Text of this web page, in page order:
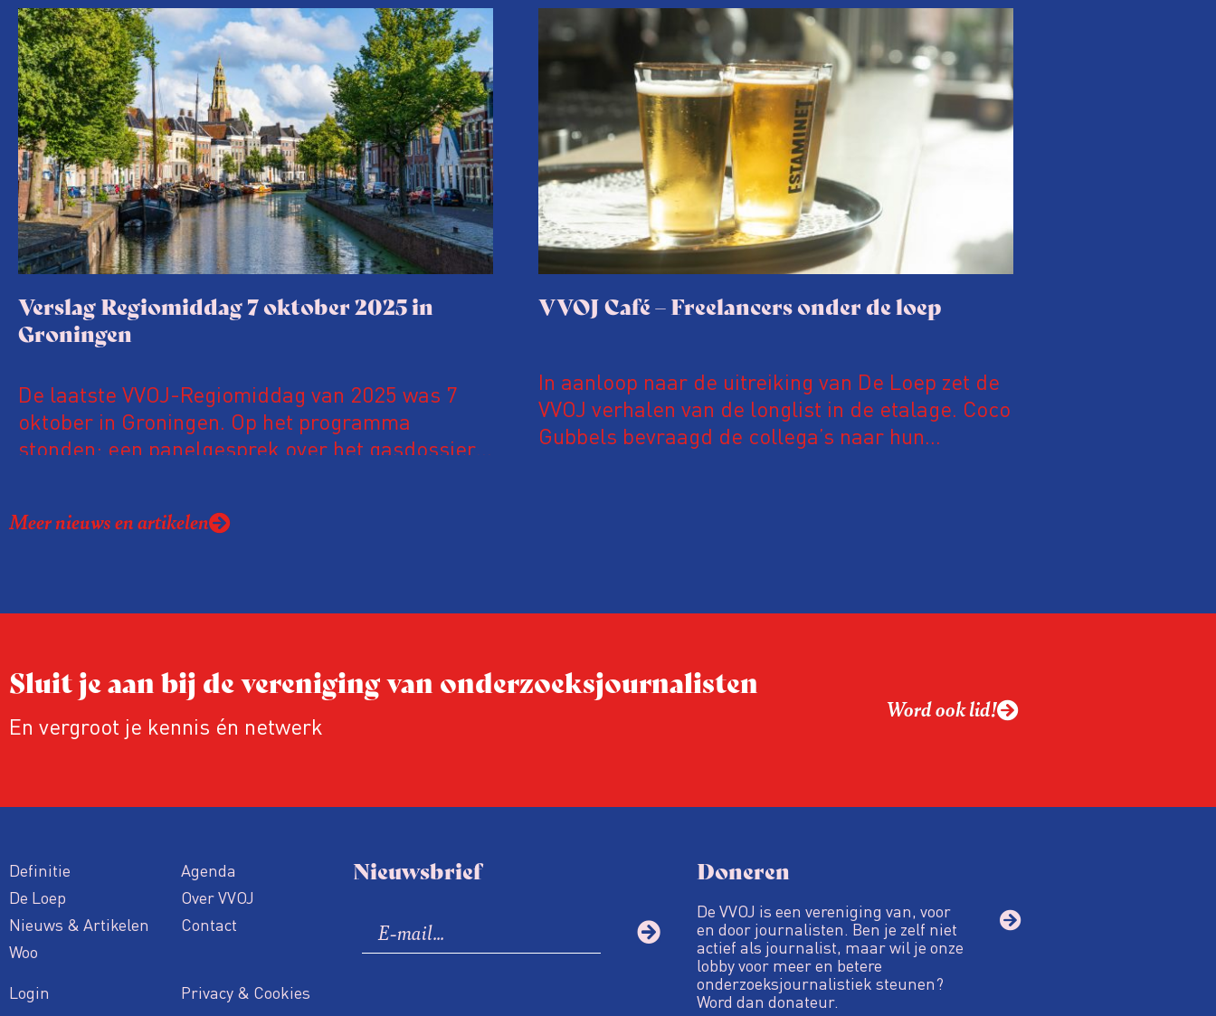
Verslag Regiomiddag 7 oktober 2025 in
Groningen
De laatste VVOJ-Regiomiddag van 2025 was 7
oktober in Groningen. Op het programma
stonden: een panelgesprek over het gasdossier
naar een geruchtmakende oplichtingszaak in het
journalisten van het Fonds voor Bijzondere
VVOJ Café – Freelancers onder de loep
In aanloop naar de uitreiking van De Loep zet de
VVOJ verhalen van de longlist in de etalage. Coco
Gubbels bevraagd de collega’s naar hun
Meer nieuws en artikelen
Sluit je aan bij de vereniging van onderzoeksjournalisten
En vergroot je kennis én netwerk
Word ook lid!
Definitie
De Loep
Nieuws & Artikelen
Woo
Agenda
Over VVOJ
Contact
Login Privacy & Cookies
Nieuwsbrief Doneren
De VVOJ is een vereniging van, voor
en door journalisten. Ben je zelf niet
actief als journalist, maar wil je onze
lobby voor meer en betere
onderzoeksjournalistiek steunen?
Word dan donateur.